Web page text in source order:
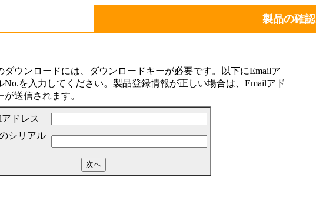
製品の確認
ダウンロードには、ダウンロードキーが必要です。以下にEmailア
No.を入力してください。製品登録情報が正しい場合は、Emailアド
送信されます。
アドレス
シリアル